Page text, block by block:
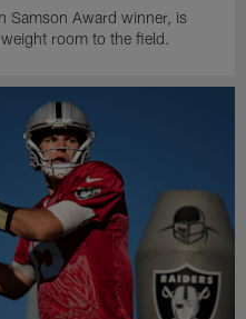
Samson Award winner, is
room to the field.